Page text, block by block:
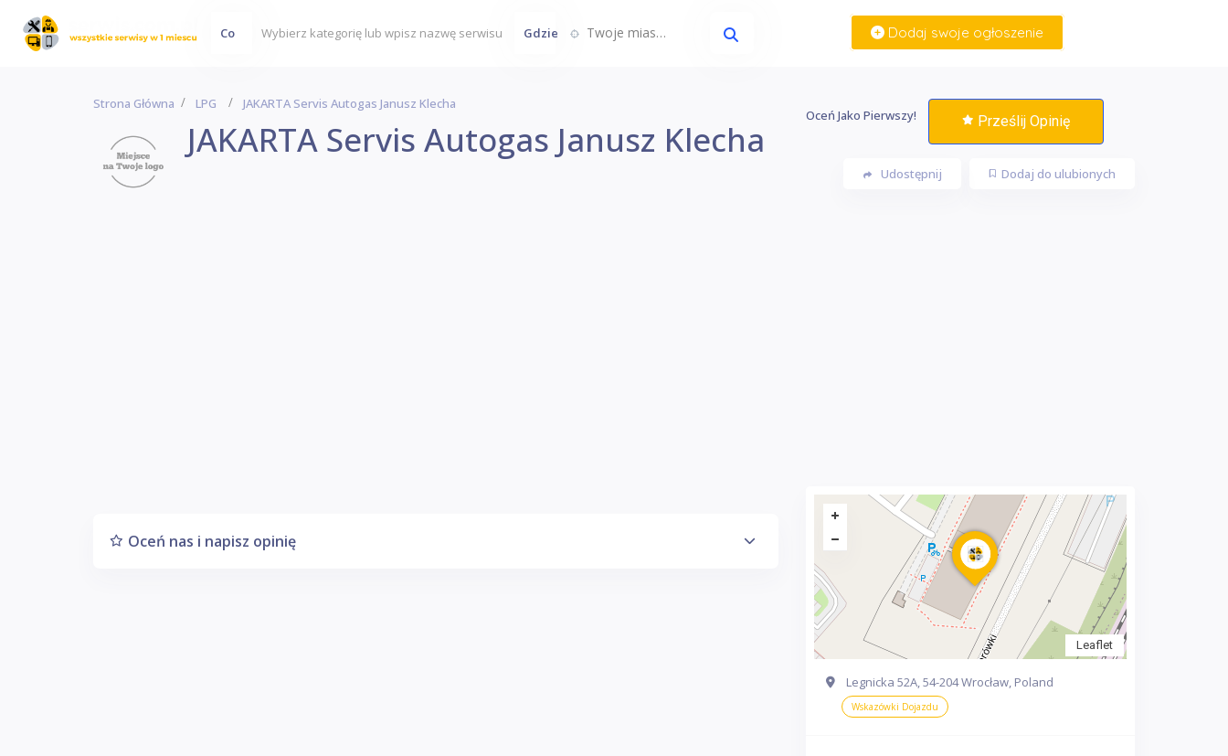
Co Gdzie Twoje miasto... Dodaj swoje ogłoszenie
Strona Główna LPG JAKARTA Servis Autogas Janusz Klecha
JAKARTA Servis Autogas Janusz Klecha
Oceń Jako Pierwszy! Prześlij Opinię
Dodaj do ulubionych
Udostępnij
Oceń nas i napisz opinię
Leaflet
Legnicka 52A, 54-204 Wrocław, Poland
Wskazówki Dojazdu